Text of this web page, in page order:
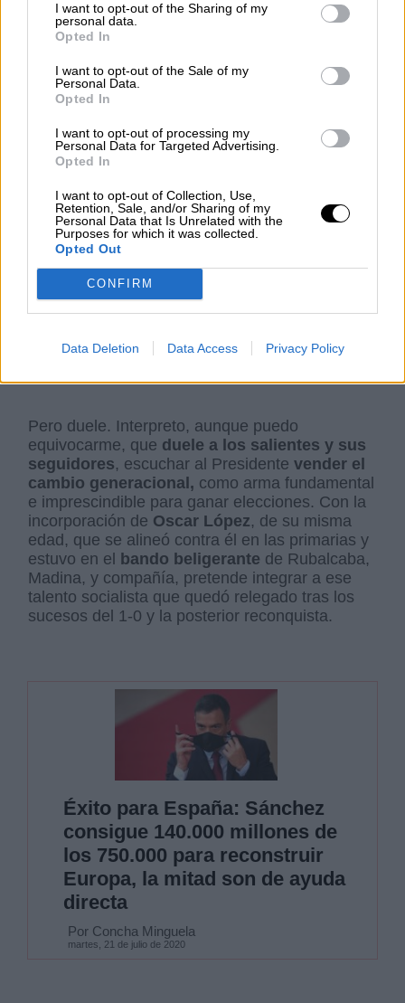
I want to opt-out of the Sharing of my
personal data.
Opted In
I want to opt-out of the Sale of my
Personal Data.
Opted In
I want to opt-out of processing my
Personal Data for Targeted Advertising.
Opted In
I want to opt-out of Collection, Use,
Retention, Sale, and/or Sharing of my
Personal Data that Is Unrelated with the
Purposes for which it was collected.
Opted Out
CONFIRM
Data Deletion Data Access Privacy Policy
Sabe que una parte importante de la vieja
generación son los que le llevaron a Moncloa,
pero cree, que
generaciones… no se ganarán las eleccions.
Es su apuesta y a él le corresponde tomar
decisiones, pero es muy arriesgado, arrojar lo
nuevo. Tanto han señalado los socios de UP el
“edadismo”,
cosa que ofrecer- que Sánchez ha acabado
tomando nota yrearmándose para el 2023. El
tiempo dirá si el sacrificio y la apuesta fueron lo
acertado. Lo que está claro es que
imprescindible en un Gobierno, pero se
echarán de menos en el Congreso los discursos
y replicas de conocimiento y altura politica,
confiar en el talento y la experiencia que
Pero duele. Interpreto, aunque puedo
equivocarme, que duele a los salientes y sus
seguidores, escuchar al Presidentevender el
cambio generacional, como arma fundamental
e imprescindible para ganar elecciones. Con la
incorporación de Oscar López, de su misma
edad, que se alineó contra él en las primarias y
estuvo en el bando beligerante de Rubalcaba,
Madina, y compañía, pretende integrar a ese
talento socialista que quedó relegado tras los
sucesos del 1-0 y la posterior reconquista.
Éxito para España: Sánchez
consigue 140.000 millones de
los 750.000 para reconstruir
Europa, la mitad son de ayuda
directa
Por Concha Minguela
martes, 21 de julio de 2020